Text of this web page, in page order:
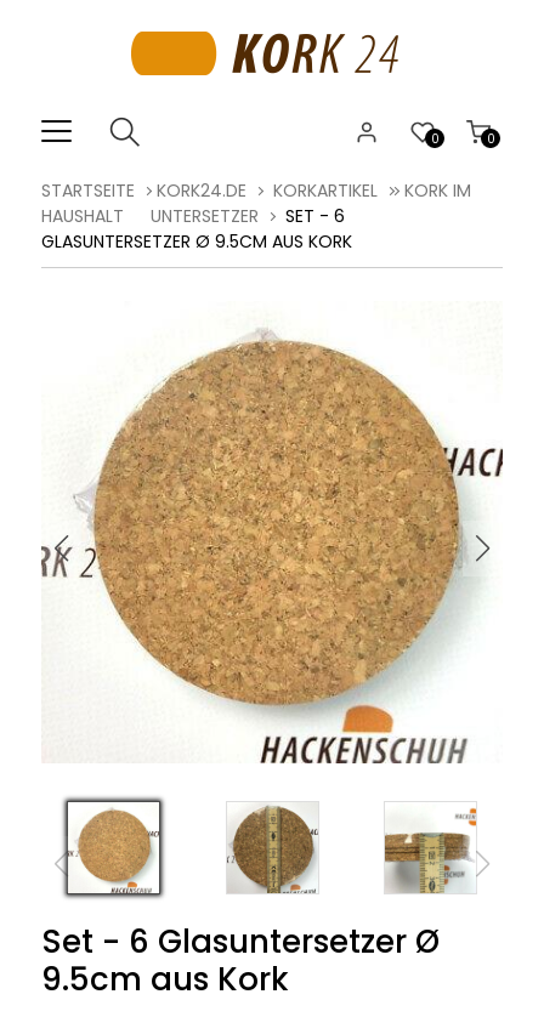
0
0
STARTSEITE KORK24.DE KORKARTIKEL
KORK IM
HAUSHALT
UNTERSETZER
SET - 6
GLASUNTERSETZER Ø 9.5CM AUS KORK
Set - 6 Glasuntersetzer Ø
9.5cm aus Kork